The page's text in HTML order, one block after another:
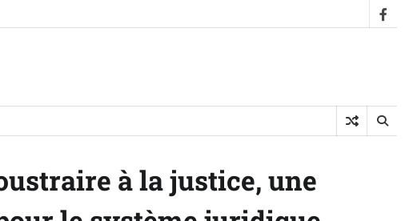
à la justice, une